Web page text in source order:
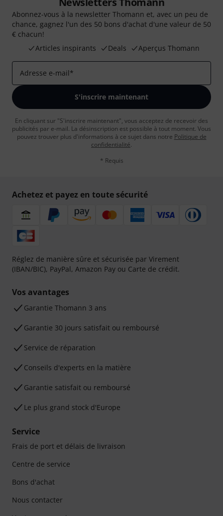
Abonnez-vous à la newsletter Thomann et, avec un peu de
chance, gagnez l'un des 50 bons d'achat d'une valeur de 50
€ chacun!
Articles inspirants
Deals Aperçus Thomann
Adresse e-mail*
S'inscrire maintenant
En cliquant sur "S'inscrire maintenant", vous acceptez de recevoir des
publicités par e-mail. La désinscription est possible à tout moment. Vous
pouvez trouver plus d'informations à ce sujet dans notre Politique de
confidentialité.
* Requis
Achetez et payez en toute sécurité
Réglez de manière sûre et sécurisée par Virement
(IBAN/BIC), PayPal, Amazon Pay ou Carte de crédit.
Vos avantages
Ga­ran­tie Thomann 3 ans
Garantie 30 jours satisfait ou remboursé
Service de réparation
Conseils d'experts en la matière
Garantie satisfait ou remboursé
Le plus grand stock d'Europe
Service
Frais de port et délais de livraison
Centre de service
Bons d'achat
Nous contacter